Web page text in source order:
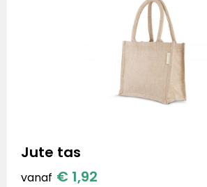
Jute tas
vanaf € 1,92